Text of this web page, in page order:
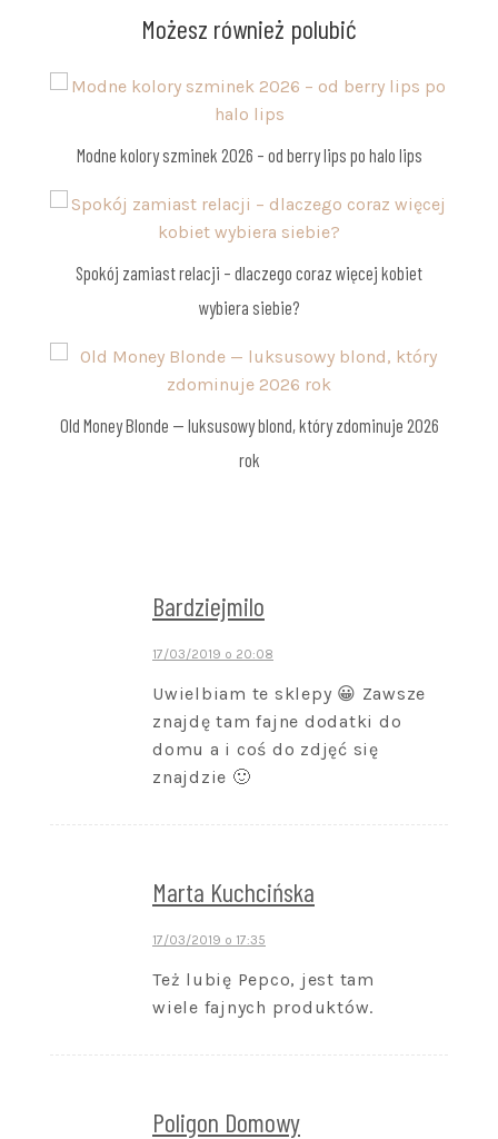
Możesz również polubić
Modne kolory szminek 2026 – od berry lips po halo lips
Spokój zamiast relacji – dlaczego coraz więcej kobiet
wybiera siebie?
Old Money Blonde — luksusowy blond, który zdominuje 2026
rok
Bardziejmilo
17/03/2019 o 20:08
Uwielbiam te sklepy 😀 Zawsze
znajdę tam fajne dodatki do
domu a i coś do zdjęć się
znajdzie 🙂
Marta Kuchcińska
17/03/2019 o 17:35
Też lubię Pepco, jest tam
wiele fajnych produktów.
Poligon Domowy